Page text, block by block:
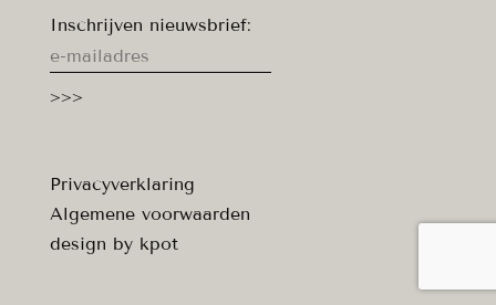
Inschrijven nieuwsbrief:
Privacyverklaring
Algemene voorwaarden
design by kpot